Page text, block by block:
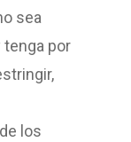
sea
tenga por
los